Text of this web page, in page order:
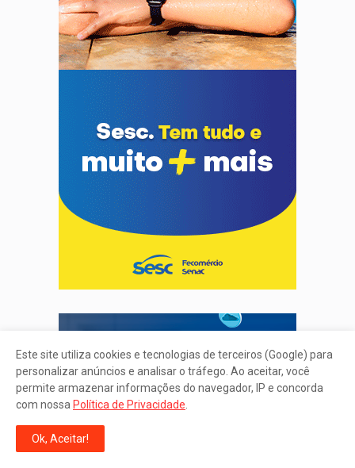
Este site utiliza cookies e tecnologias de terceiros (Google) para
personalizar anúncios e analisar o tráfego. Ao aceitar, você
permite armazenar informações do navegador, IP e concorda
com nossa Política de Privacidade
Ok, Aceitar!